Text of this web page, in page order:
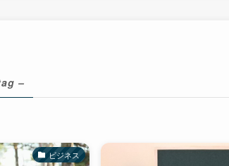
–
ビジネス